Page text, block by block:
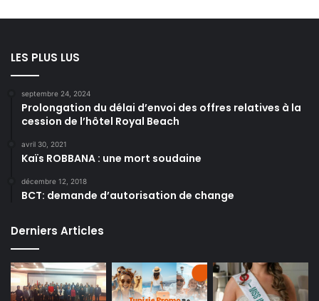
LES PLUS LUS
septembre 24, 2024
Prolongation du délai d’envoi des offres relatives à la
cession de l’hôtel Royal Beach
avril 30, 2021
Kaïs ROBBANA : une mort soudaine
décembre 12, 2018
BCT: demande d’autorisation de change
Derniers Articles